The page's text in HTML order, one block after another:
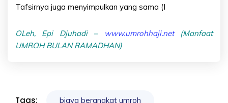
Tafsirnya juga menyimpulkan yang sama (I
OLeh, Epi Djuhadi – www.umrohhaji.net
(Manfaat
UMROH BULAN RAMADHAN)
Tags: biaya berangkat umroh